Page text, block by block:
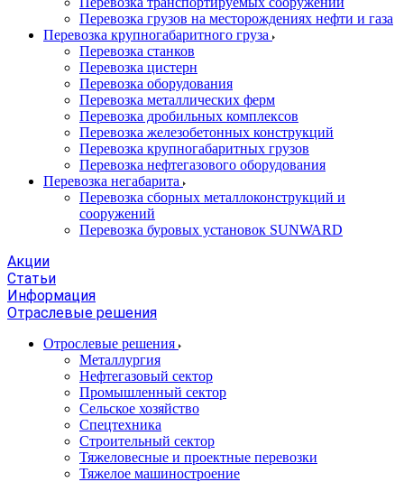
Перевозка грузов на месторождениях нефти и газа
Перевозка крупногабаритного груза
Перевозка станков
Перевозка цистерн
Перевозка оборудования
Перевозка металлических ферм
Перевозка дробильных комплексов
Перевозка железобетонных конструкций
Перевозка крупногабаритных грузов
Перевозка нефтегазового оборудования
Перевозка негабарита
Перевозка сборных металлоконструкций и
сооружений
Перевозка буровых установок SUNWARD
Акции
Статьи
Информация
Отраслевые решения
Отрослевые решения
Металлургия
Нефтегазовый сектор
Промышленный сектор
Сельское хозяйство
Спецтехника
Строительный сектор
Тяжеловесные и проектные перевозки
Тяжелое машиностроение